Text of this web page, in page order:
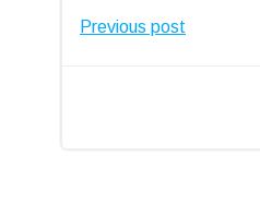
Post
Previous post